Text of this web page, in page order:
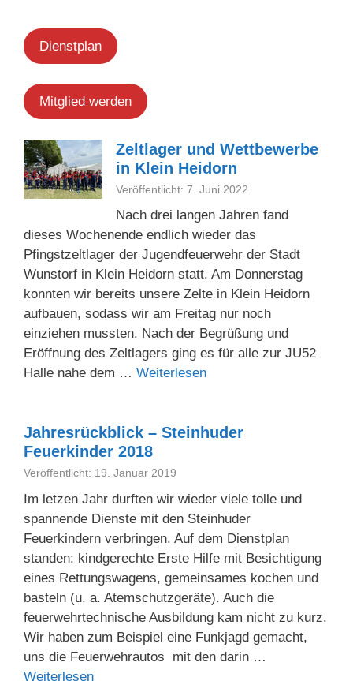
Dienstplan
Mitglied werden
Zeltlager und Wettbewerbe
in Klein Heidorn
Veröffentlicht: 7. Juni 2022
Nach drei langen Jahren fand
dieses Wochenende endlich wieder das
Pfingstzeltlager der Jugendfeuerwehr der Stadt
Wunstorf in Klein Heidorn statt. Am Donnerstag
konnten wir bereits unsere Zelte in Klein Heidorn
aufbauen, sodass wir am Freitag nur noch
einziehen mussten. Nach der Begrüßung und
Eröffnung des Zeltlagers ging es für alle zur JU52
Halle nahe dem … Weiterlesen
Jahresrückblick – Steinhuder
Feuerkinder 2018
Veröffentlicht: 19. Januar 2019
Im letzen Jahr durften wir wieder viele tolle und
spannende Dienste mit den Steinhuder
Feuerkindern verbringen. Auf dem Dienstplan
standen: kindgerechte Erste Hilfe mit Besichtigung
eines Rettungswagens, gemeinsames kochen und
basteln (u. a. Atemschutzgeräte). Auch die
feuerwehrtechnische Ausbildung kam nicht zu kurz.
Wir haben zum Beispiel eine Funkjagd gemacht,
uns die Feuerwehrautos mit den darin …
Weiterlesen